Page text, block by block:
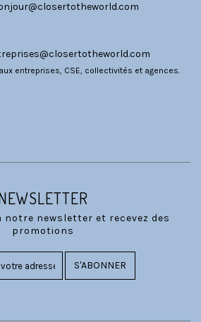
entreprises, CSE, collectivités et agences.
notre newsletter et recevez des
promotions
S'ABONNER